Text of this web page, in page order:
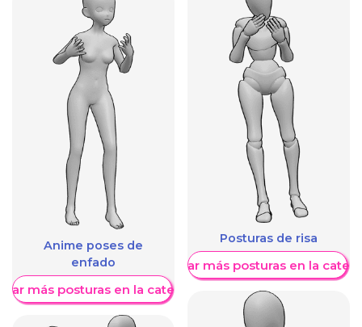
Anime poses de
enfado
más posturas en la categoría
Posturas de risa
Mostrar más posturas en la